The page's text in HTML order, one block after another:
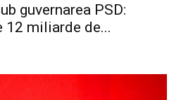
guvernarea PSD:
12 miliarde de...